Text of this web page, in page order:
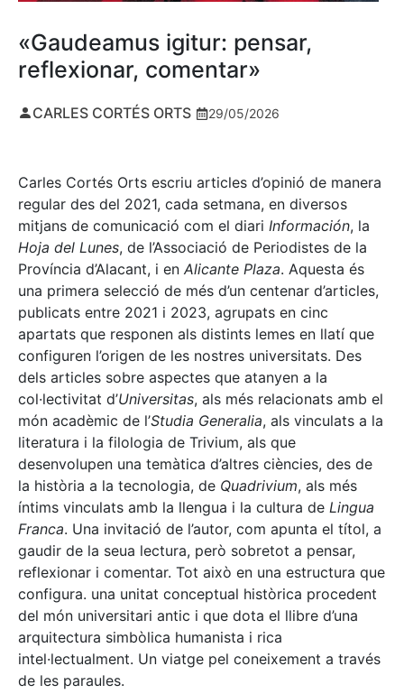
«Gaudeamus igitur: pensar,
reflexionar, comentar»
CARLES CORTÉS ORTS 29/05/2026
Carles Cortés Orts escriu articles d’opinió de manera
regular des del 2021, cada setmana, en diversos
mitjans de comunicació com el diari Información, la
Hoja del Lunes, de l’Associació de Periodistes de la
Província d’Alacant, i en Alicante Plaza. Aquesta és
una primera selecció de més d’un centenar d’articles,
publicats entre 2021 i 2023, agrupats en cinc
apartats que responen als distints lemes en llatí que
configuren l’origen de les nostres universitats. Des
dels articles sobre aspectes que atanyen a la
col·lectivitat d’Universitas, als més relacionats amb el
món acadèmic de l’Studia Generalia, als vinculats a la
literatura i la filologia de Trivium, als que
desenvolupen una temàtica d’altres ciències, des de
la història a la tecnologia, de Quadrivium, als més
íntims vinculats amb la llengua i la cultura de Lingua
Franca. Una invitació de l’autor, com apunta el títol, a
gaudir de la seua lectura, però sobretot a pensar,
reflexionar i comentar. Tot això en una estructura que
configura. una unitat conceptual històrica procedent
del món universitari antic i que dota el llibre d’una
arquitectura simbòlica humanista i rica
intel·lectualment. Un viatge pel coneixement a través
de les paraules.